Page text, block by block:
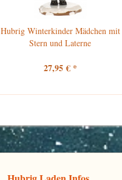
Hubrig Winterkinder Mädchen mit
Stern und Laterne
27,95 € *